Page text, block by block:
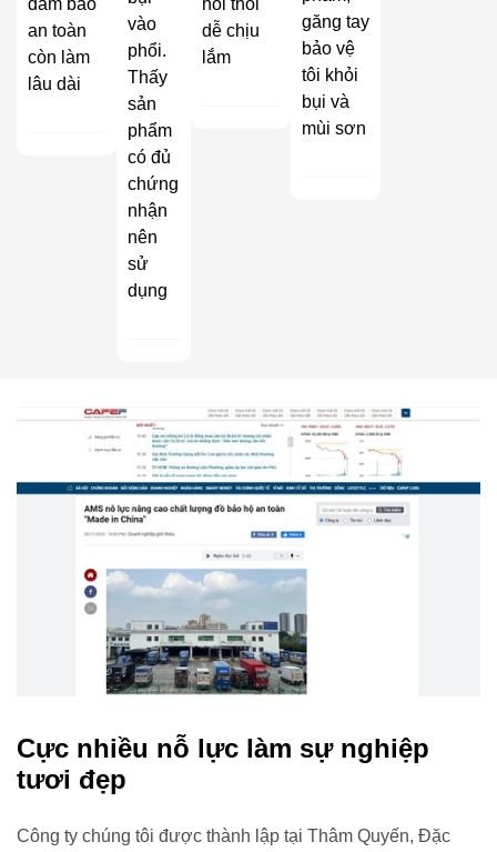
an toàn
còn làm
lâu dài
vào
phổi.
Thấy
sản
phẩm
có đủ
chứng
nhận
nên
sử
dụng
dễ chịu
lắm
găng tay
bảo vệ
tôi khỏi
bụi và
mùi sơn
Cực nhiều nỗ lực làm sự nghiệp
tươi đẹp
Công ty chúng tôi được thành lập tại Thâm Quyến, Đặc